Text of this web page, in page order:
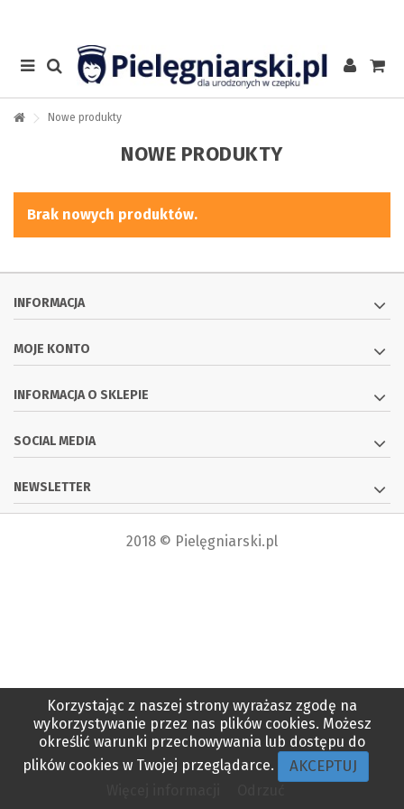
Nowe produkty
NOWE PRODUKTY
Brak nowych produktów.
INFORMACJA
MOJE KONTO
INFORMACJA O SKLEPIE
SOCIAL MEDIA
NEWSLETTER
Korzystając z naszej strony wyrażasz zgodę na
wykorzystywanie przez nas plików cookies. Możesz
określić warunki przechowywania lub dostępu do
plików cookies w Twojej przeglądarce.
AKCEPTUJ
2018 © Pielęgniarski.pl